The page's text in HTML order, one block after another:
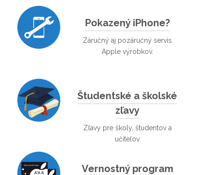
Pokazený iPhone?
Záručný aj pozáručný servis
Apple výrobkov.
Študentské a školské
zľavy
Zľavy pre školy, študentov a
učiteľov
Vernostný program